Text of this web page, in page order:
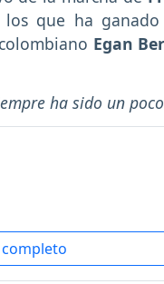
los que ha
Egan
ha sido un